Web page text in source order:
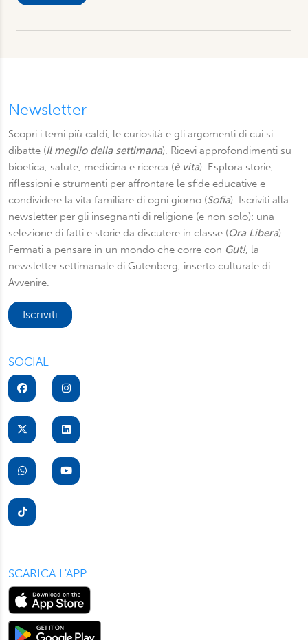
presente in ogni pagina del nostro sito. Per maggior
informazioni sul trattamento dei suoi dati visiti la nostra
informativa privacyecookie policy.
Newsletter
Scopri i temi più caldi, le curiosità e gli argomenti di cui si
dibatte (Il meglio della settimana). Ricevi approfondimenti su
bioetica, salute, medicina e ricerca (è vita). Esplora storie,
riflessioni e strumenti per affrontare le sfide educative e
condividere la vita familiare di ogni giorno (Sofia). Iscriviti alla
newsletter per gli insegnanti di religione (e non solo): una
selezione di fatti e storie da discutere in classe (Ora Libera).
Fermati a pensare in un mondo che corre con Gut!, la
newsletter settimanale di Gutenberg, inserto culturale di
Avvenire.
Iscriviti
SOCIAL
SCARICA L'APP